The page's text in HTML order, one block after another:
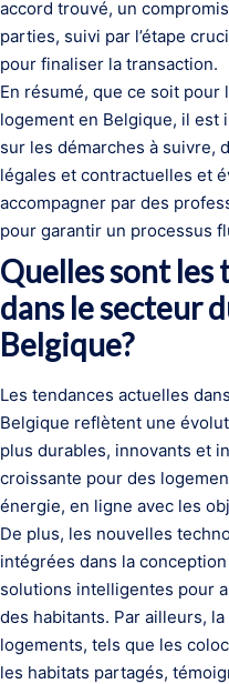
accord trouvé, un
parties, suivi par l’étape
pour finaliser la transaction.
En résumé, que ce soit pour
logement en Belgique, il
sur les démarches à suivre,
légales et contractuelles et
accompagner par des
pour garantir un processus
Quelles sont les
dans le secteur
Belgique?
Les tendances actuelles
Belgique reflètent une
plus durables, innovants et
croissante pour des
énergie, en ligne avec les
De plus, les nouvelles
intégrées dans la
solutions intelligentes pour
des habitants. Par ailleurs,
logements, tels que les
les habitats partagés,